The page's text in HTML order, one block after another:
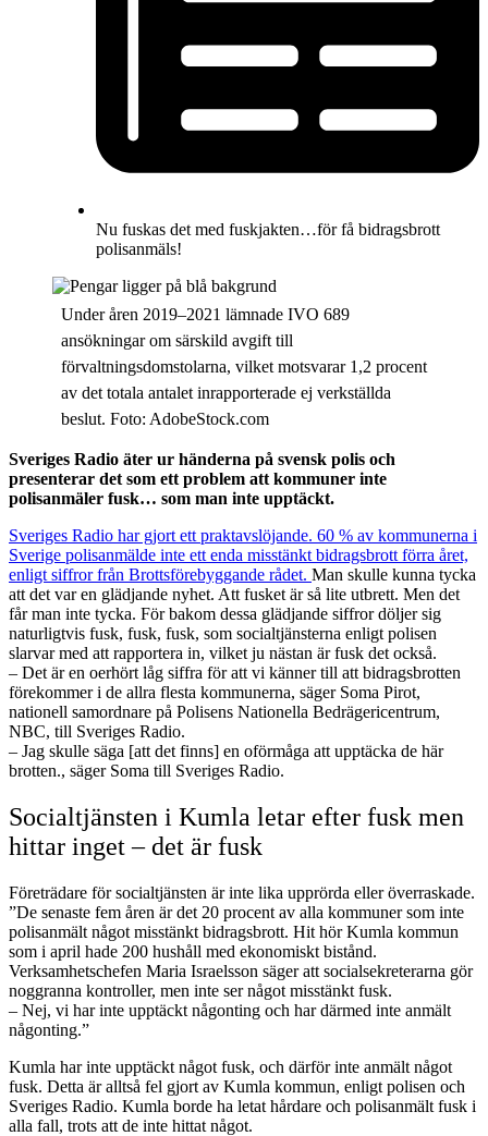
Nu fuskas det med fuskjakten…för få bidragsbrott
polisanmäls!
Under åren 2019–2021 lämnade IVO 689
ansökningar om särskild avgift till
förvaltningsdomstolarna, vilket motsvarar 1,2 procent
av det totala antalet inrapporterade ej verkställda
beslut. Foto: AdobeStock.com
Sveriges Radio äter ur händerna på svensk polis och
presenterar det som ett problem att kommuner inte
polisanmäler fusk… som man inte upptäckt.
Sveriges Radio har gjort ett praktavslöjande. 60 % av kommunerna i
Sverige polisanmälde inte ett enda misstänkt bidragsbrott förra året,
enligt siffror från Brottsförebyggande rådet. Man skulle kunna tycka
att det var en glädjande nyhet. Att fusket är så lite utbrett. Men det
får man inte tycka. För bakom dessa glädjande siffror döljer sig
naturligtvis fusk, fusk, fusk, som socialtjänsterna enligt polisen
slarvar med att rapportera in, vilket ju nästan är fusk det också.
– Det är en oerhört låg siffra för att vi känner till att bidragsbrotten
förekommer i de allra flesta kommunerna, säger Soma Pirot,
nationell samordnare på Polisens Nationella Bedrägericentrum,
NBC, till Sveriges Radio.
– Jag skulle säga [att det finns] en oförmåga att upptäcka de här
brotten., säger Soma till Sveriges Radio.
Socialtjänsten i Kumla letar efter fusk men
hittar inget – det är fusk
Företrädare för socialtjänsten är inte lika upprörda eller överraskade.
”De senaste fem åren är det 20 procent av alla kommuner som inte
polisanmält något misstänkt bidragsbrott. Hit hör Kumla kommun
som i april hade 200 hushåll med ekonomiskt bistånd.
Verksamhetschefen Maria Israelsson säger att socialsekreterarna gör
noggranna kontroller, men inte ser något misstänkt fusk.
– Nej, vi har inte upptäckt någonting och har därmed inte anmält
någonting.”
Kumla har inte upptäckt något fusk, och därför inte anmält något
fusk. Detta är alltså fel gjort av Kumla kommun, enligt polisen och
Sveriges Radio. Kumla borde ha letat hårdare och polisanmält fusk i
alla fall, trots att de inte hittat något.